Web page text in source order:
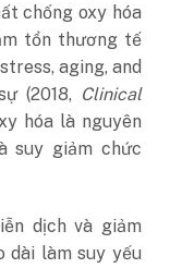
chống oxy hóa
tổn thương tế
aging, and
(2018, Clinical
hóa là nguyên
suy giảm chức
dịch và giảm
dài làm suy yếu